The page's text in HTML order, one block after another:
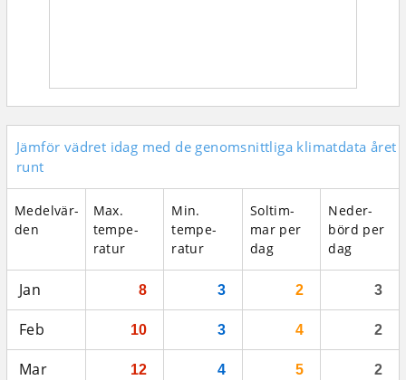
Jämför vädret idag med de genomsnittliga klimatdata året
runt
Medel­vär­
den
Max.
tempe­
ratur
Min.
tempe­
ratur
Sol­tim­
mar per
dag
Neder­
börd per
dag
Jan 8 3 2 3
Feb 10 3 4 2
Mar 12 4 5 2